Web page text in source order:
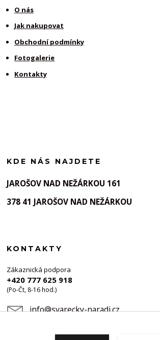
O nás
Jak nakupovat
Obchodní podmínky
Fotogalerie
Kontakty
KDE NÁS NAJDETE
JAROŠOV NAD NEŽÁRKOU 161
378 41 JAROŠOV NAD NEŽÁRKOU
KONTAKTY
Zákaznická podpora
+420 777 625 918
(Po-Čt, 8-16 hod.)
info@svarecky-naradi.cz